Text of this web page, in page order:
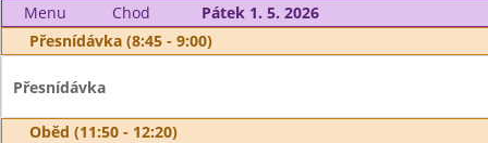
Menu Chod
Pátek 1. 5. 2026
Přesnídávka (8:45 - 9:00)
Přesnídávka
Oběd (11:50 - 12:20)